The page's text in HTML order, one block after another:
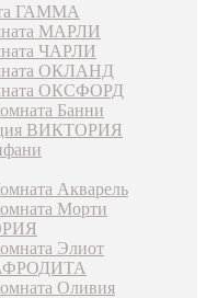
ГАММА
МАРЛИ
ЧАРЛИ
ОКЛАНД
ОКСФОРД
Банни
ВИКТОРИЯ
Акварель
Морти
Элиот
Оливия